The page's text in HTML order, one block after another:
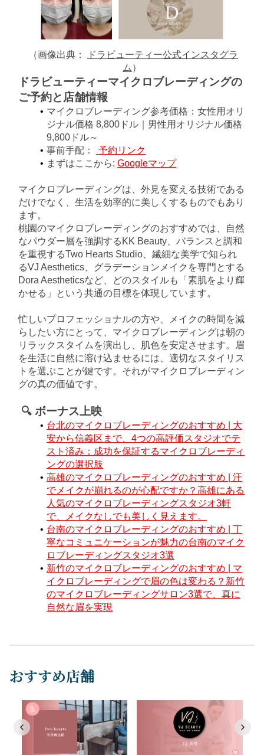
（画像出典：
ドラビューティー公式インスタグラ
ム ）
ドラビューティーマイクロブレーディングの
ご予約と店舗情報
マイクロブレーディング参考価格：女性用オリ
ジナル価格 8,800ドル｜男性用オリジナル価格
9,800ドル～
事前手配：
予約リンク
まずはここから: Googleマップ
マイクロブレーディングは、外見を変える技術である
だけでなく、生活を効率的に美しくするものでもあり
ます。
桃園のマイクロブレーディングのおすすめでは、自然
なパウダー層を強調するKK Beauty、バランスと調和
を重視するTwo Hearts Studio、繊細な美学で知られ
るVJ Aesthetics、グラデーションメイクを専門とする
Dora Aestheticsなど、どのスタイルも「素肌をより輝
かせる」という共通の目標を体現しています。
忙しいプロフェッショナルの方や、メイクの時間を減
らしたい方にとって、マイクロブレーディングは朝の
リラックスタイムを演出し、肌色を安定させます。眉
を生活に自然に溶け込ませるには、適切なスタイリス
トを選ぶことが鍵です。それがマイクロブレーディン
グの真の価値です。
🔍 ボーナス上映
台北のマイクロブレーディングのおすすめ | 大
安から信義区まで、4つの高評価スタジオでテ
スト済み：成功を保証するマイクロブレーディ
ングの選択肢
高雄のマイクロブレーディングのおすすめ | 汗
でメイクが崩れるのが心配ですか？高雄にある
人気のマイクロブレーディングスタジオ3軒
で、メイクなしでも美しく見えます。
台南のマイクロブレーディングのおすすめ | 丁
寧なコミュニケーションが魅力の台南のマイク
ロブレーディングスタジオ3選
新竹のマイクロブレーディングのおすすめ | マ
イクロブレーディングで眉の色は変わる？新竹
のマイクロブレーディングサロン3選で、真に
自然な眉を実現
おすすめ店舗